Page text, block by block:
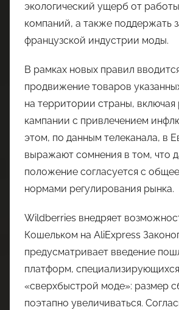
экологический ущерб от
компаний, а также поддержать
французской индустрии моды.
В рамках новых правил
продвижение товаров
на территории страны,
кампании с привлечением
этом, по данным телеканала, в
выражают сомнения в том, что
положение согласуется с
нормами регулирования рынка.
Wildberries внедряет
Кошельком на AliExpress
предусматривает введение
платформ,
«сверхбыстрой моде»: размер
поэтапно увеличиваться.